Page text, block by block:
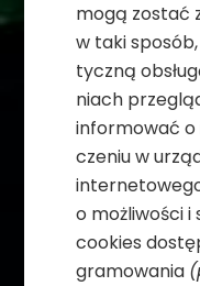
mogą zostać
w taki
tyczną
niach
infor­mo­wać
cze­niu w
o moż­li­wo­ści i
cookies
gra­mo­wa­nia